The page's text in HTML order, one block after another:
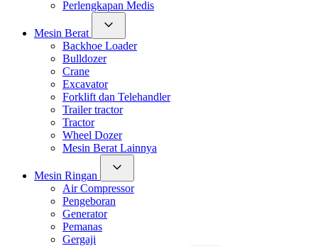
Perlengkapan Medis
Mesin Berat
Backhoe Loader
Bulldozer
Crane
Excavator
Forklift dan Telehandler
Trailer tractor
Tractor
Wheel Dozer
Mesin Berat Lainnya
Mesin Ringan
Air Compressor
Pengeboran
Generator
Pemanas
Gergaji